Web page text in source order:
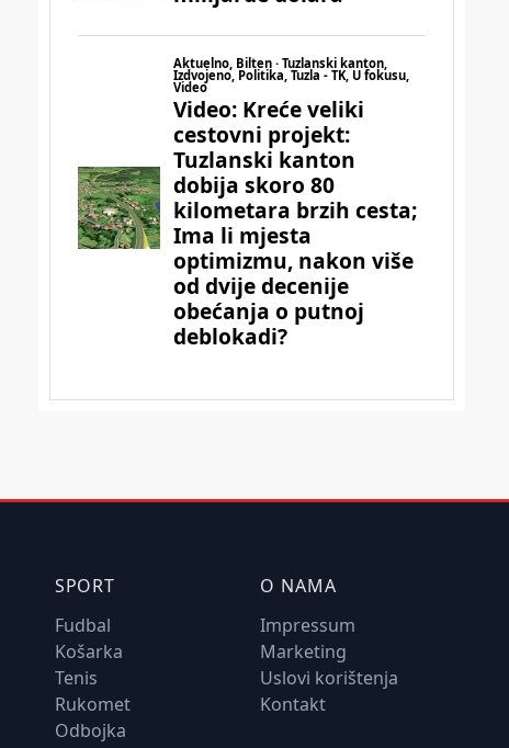
SPORT
Fudbal
Košarka
Tenis
Rukomet
Odbojka
O NAMA
Impressum
Marketing
Uslovi korištenja
Kontakt